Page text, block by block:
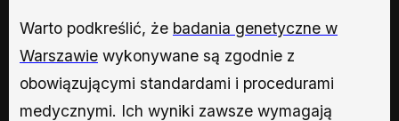
Warto podkreślić, że badania genetyczne w
Warszawie wykonywane są zgodnie z
obowiązującymi standardami i procedurami
medycznymi. Ich wyniki zawsze wymagają